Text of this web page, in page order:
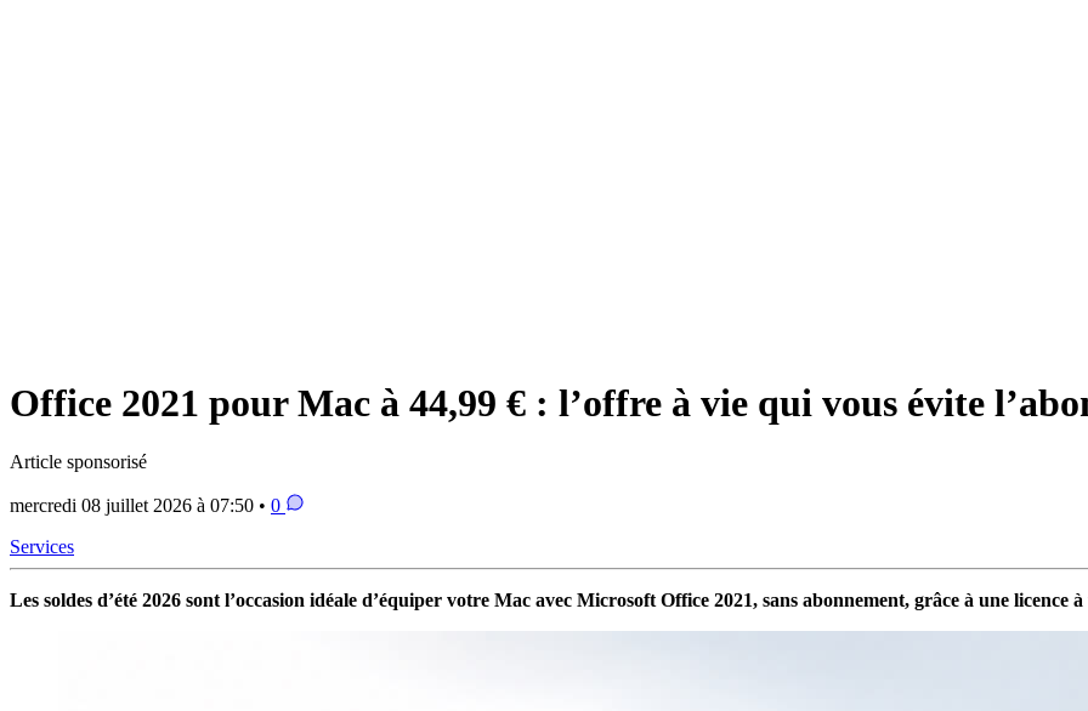
Office 2021 pour Mac à 44,99 € : l’offre à vie qui vous évite
Article sponsorisé
mercredi 08 juillet 2026 à 07:50 • 0
Services
Les soldes d’été 2026 sont l’occasion idéale d’équiper votre Mac avec Microsoft Office 2021, sans abonnement, grâce à une licence